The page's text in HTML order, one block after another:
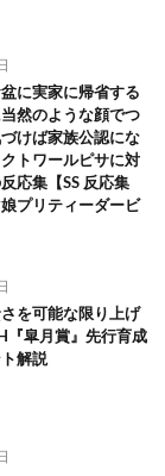
盆に実家に帰省する
当然のような顔でつ
けば家族公認にな
トワールピサに対
応集【SS 反応集
プリティーダービ
さを可能な限り上げ
『皐月賞』先行育成
解説